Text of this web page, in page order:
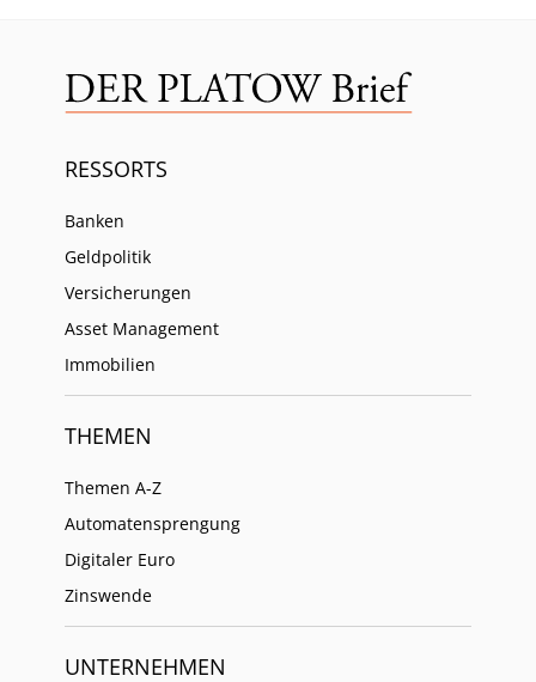
RESSORTS
Banken
Geldpolitik
Versicherungen
Asset Management
Immobilien
THEMEN
Themen A-Z
Automatensprengung
Digitaler Euro
Zinswende
UNTERNEHMEN